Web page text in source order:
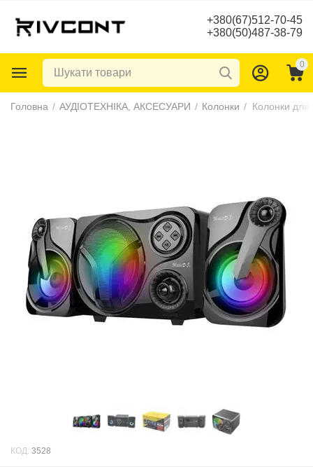
+380(67)512-70-45
+380(50)487-38-79
0
Головна / АУДІОТЕХНІКА, АКСЕСУАРИ / Колонки / Колонки
КОД: 3528